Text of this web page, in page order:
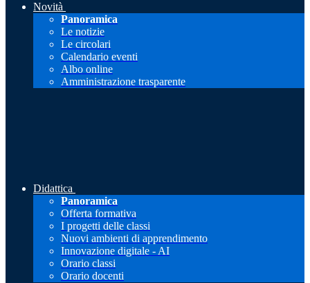
Novità
Panoramica
Le notizie
Le circolari
Calendario eventi
Albo online
Amministrazione trasparente
Didattica
Panoramica
Offerta formativa
I progetti delle classi
Nuovi ambienti di apprendimento
Innovazione digitale - AI
Orario classi
Orario docenti